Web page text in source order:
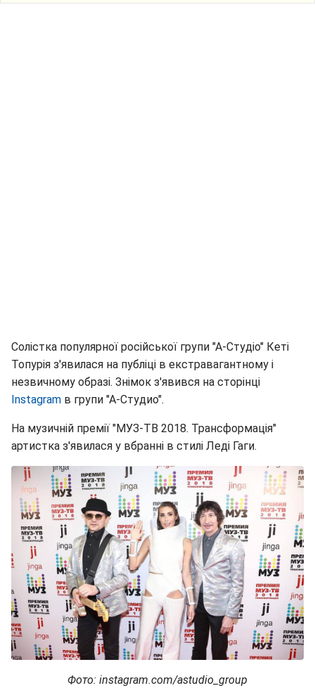
Солістка популярної російської групи "А-Студіо" Кеті
Топурія з'явилася на публіці в екстравагантному і
незвичному образі. Знімок з'явився на сторінці
Instagram в групи "А-Студио".
На музичній премії "МУЗ-ТВ 2018. Трансформація"
артистка з'явилася у вбранні в стилі Леді Гаги.
Фото: instagram.com/astudio_group